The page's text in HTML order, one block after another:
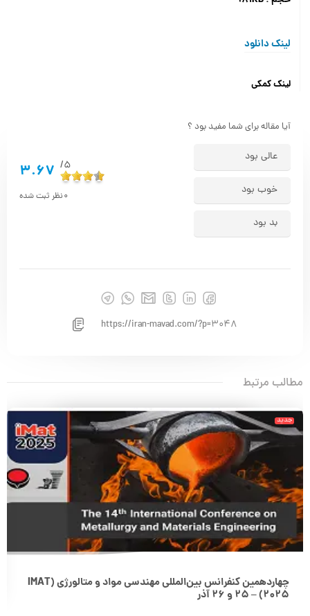
لینک دانلود
لینک کمکی
آیا مقاله برای شما مفید بود ؟
عالی بود
خوب بود
بد بود
5/
3.67
0نظر ثبت شده
https://iran-mavad.com/?p=3048
مطالب مرتبط
جدید
چهاردهمین کنفرانس بین‌المللی مهندسی مواد و متالورژی (IMAT
2025) – 25 و 26 آذر